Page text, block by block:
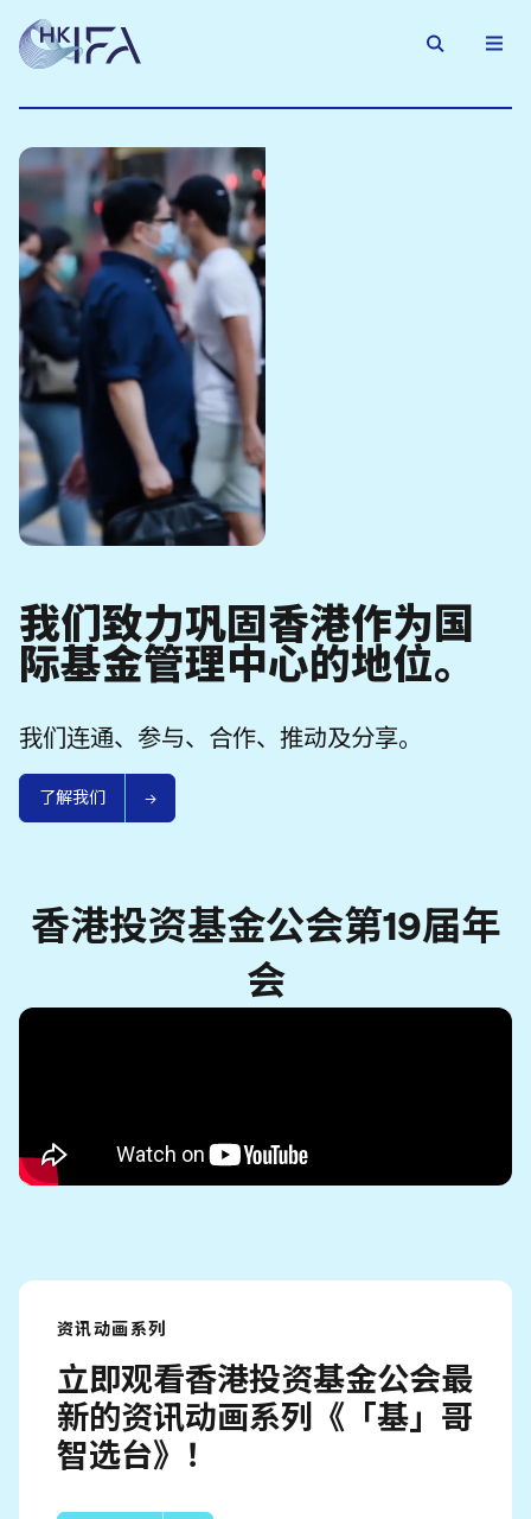
我们致力巩固香港作为国
际基金管理中心的地位。
我们连通、参与、合作、推动及分享。
了解我们
香港投资基金公会第19届年
会
资讯动画系列
立即观看香港投资基金公会最
新的资讯动画系列《「基」哥
智选台》！